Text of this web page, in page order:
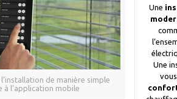
de manière simple
à l’application mobile
Une
Une